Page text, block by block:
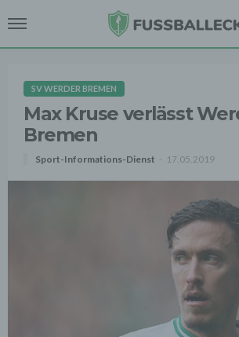
SV WERDER BREMEN
Max Kruse verlässt
Bremen
Sport-Informations-Dienst 17.05.2019